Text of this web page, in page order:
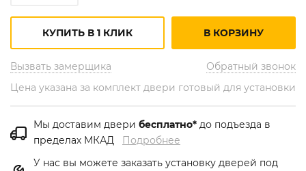
Вызвать замерщика Обратный звонок
КУПИТЬ В 1 КЛИК В КОРЗИНУ
Цена указана за комплект двери готовый для установки
Мы доставим двери бесплатно* до подъезда в
пределах МКАД Подробнее
У нас вы можете заказать установку дверей под